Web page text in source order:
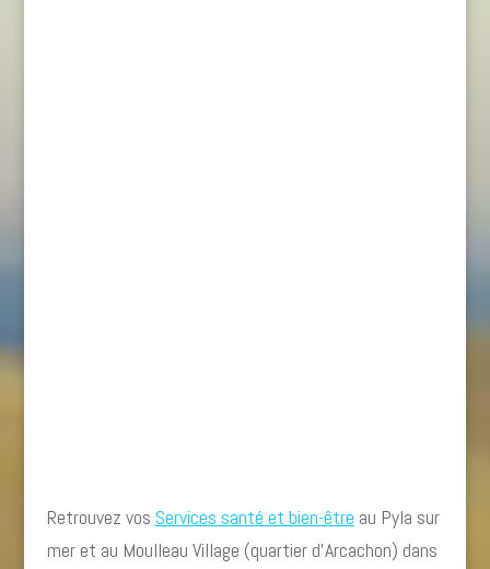
Retrouvez vos Services santé et bien-être au Pyla sur
mer et au Moulleau Village (quartier d’Arcachon) dans